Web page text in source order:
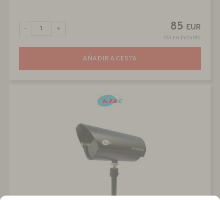
85 EUR
IVA no incluido
- +
AÑADIR A CESTA